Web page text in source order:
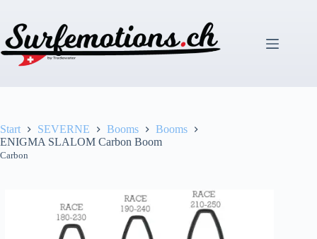
springen
Start SEVERNE Booms
Booms
ENIGMA SLALOM Carbon Boom
Carbon